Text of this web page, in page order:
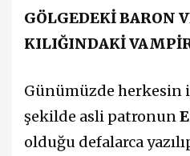
GÖLGEDEKİ BARON
KILIĞINDAKİ
Günümüzde herkesin
şekilde asli patronun
olduğu defalarca